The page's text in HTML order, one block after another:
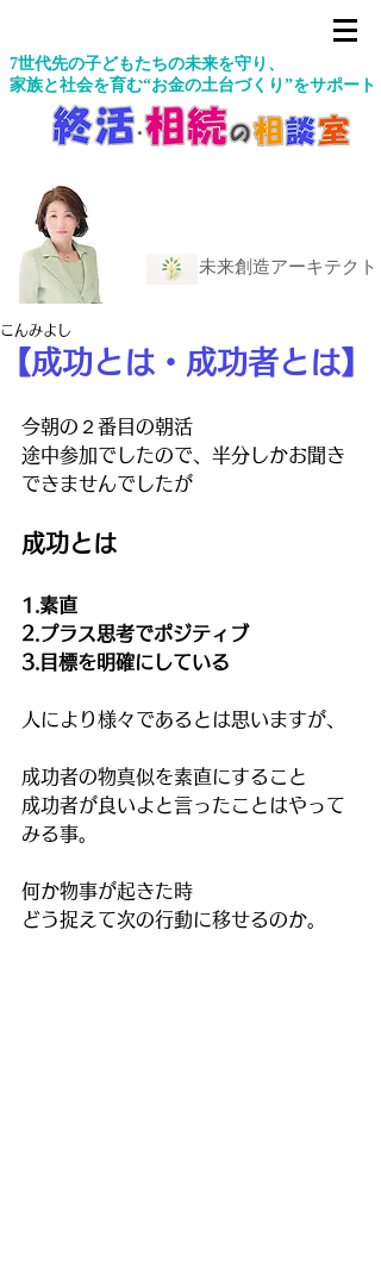
7世代先の子どもたちの未来を守り、
家族と社会を育む“お金の土台づくり”をサポート
未来創造アーキテクト
【成功とは・成功者とは】
こんみよし
今朝の２番目の朝活
途中参加でしたので、半分しかお聞き
できませんでしたが
成功とは
1.素直
2.プラス思考でポジティブ
3.目標を明確にしている
人により様々であるとは思いますが、
成功者の物真似を素直にすること
成功者が良いよと言ったことはやって
みる事。
何か物事が起きた時
どう捉えて次の行動に移せるのか。